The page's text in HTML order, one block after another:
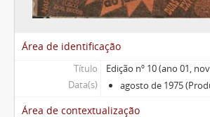
Área de identificação
Título
Edição nº 10 (ano 01,
Data(s)
agosto de 1975
Área de contextualização